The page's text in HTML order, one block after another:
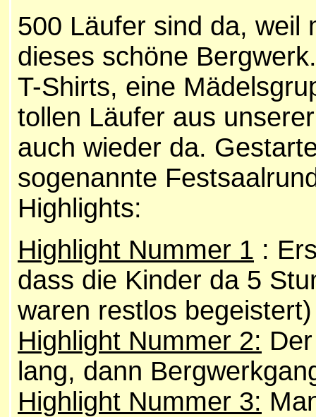
500 Läufer sind da, weil
dieses schöne
T-Shirts, eine
tollen Läufer aus
auch wieder da.
sogenannte
Highlights:
Highlight Nummer 1 :
dass die Kinder da 5
waren restlos begeistert)
Highlight Nummer 2:
lang, dann
Highlight Nummer 3: